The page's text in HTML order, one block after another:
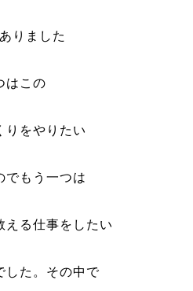
りました
はこの
りをやりたい
でもう一つは
える仕事をしたい
した。その中で